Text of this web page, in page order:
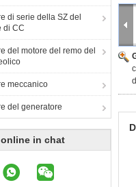
di serie della SZ del
di CC
del motore del remo del
meccanico
del generatore
in chat